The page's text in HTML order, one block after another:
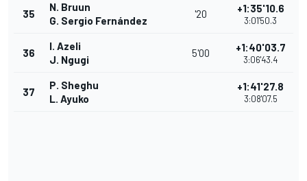
35
N. Bruun
G. Sergio Fernández
'20 +1:35'10.6
3:01'50.3
36
I. Azeli
J. Ngugi
5'00 +1:40'03.7
3:06'43.4
37
P. Sheghu
L. Ayuko
+1:41'27.8
3:08'07.5